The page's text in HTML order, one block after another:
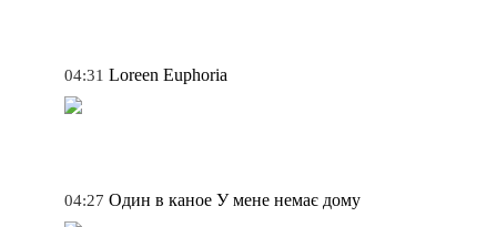
04:31 Loreen Euphoria
04:27 Один в каное У мене немає дому